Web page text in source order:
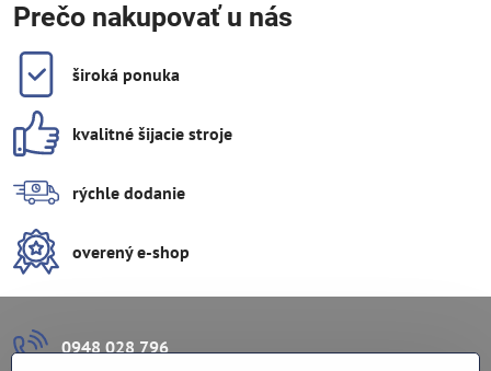
Prečo nakupovať u nás
široká ponuka
kvalitné šijacie stroje
rýchle dodanie
overený e-shop
0948 028 796